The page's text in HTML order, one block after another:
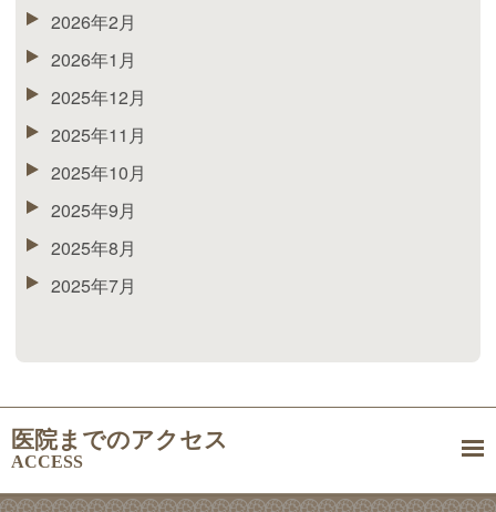
2026年2月
2026年1月
2025年12月
2025年11月
2025年10月
2025年9月
2025年8月
2025年7月
医院までのアクセス
ACCESS